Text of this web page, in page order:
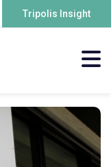
Tripolis Insight